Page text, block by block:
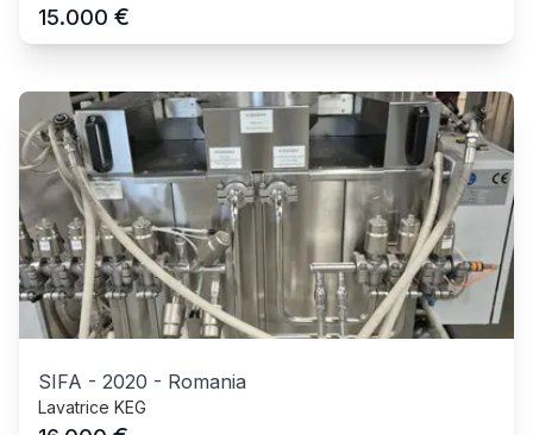
15.000 €
SIFA - 2020 - Romania
Lavatrice KEG